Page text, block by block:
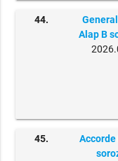
44.
Alap B
45.